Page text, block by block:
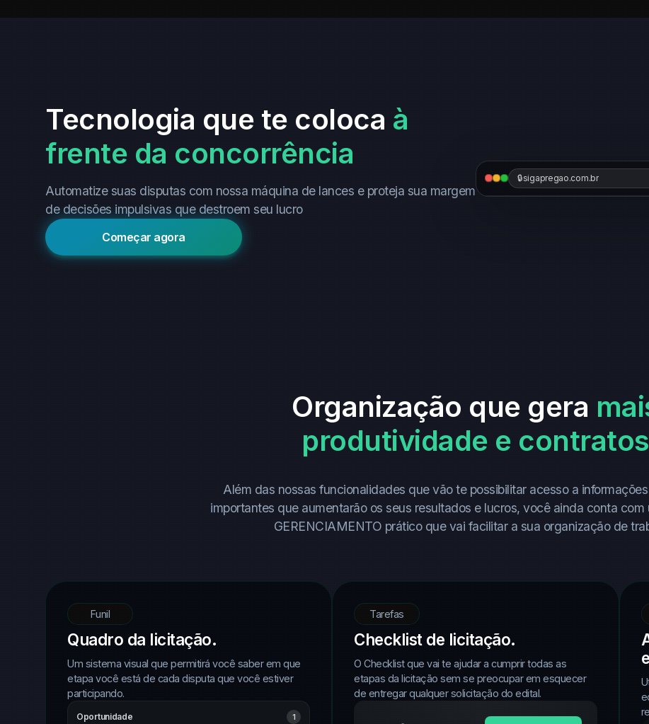
Tecnologia que te coloca à
frente da concorrência
Automatize suas disputas com nossa máquina de lances e proteja sua margem
de decisões impulsivas que destroem seu lucro
Começar agora
🔒sigapregao.com.br
Organização que gera
produtividade e contratos
Além das nossas funcionalidades que vão te possibilitar acesso a
importantes que aumentarão os seus resultados e lucros, você ainda conta com
GERENCIAMENTO prático que vai facilitar a sua organização de
Funil
Quadro da licitação.
Um sistema visual que permitirá você saber em que
etapa você está de cada disputa que você estiver
participando.
Oportunidade 1
Tarefas
Checklist de licitação.
O Checklist que vai te ajudar a cumprir todas as
etapas da licitação sem se preocupar em esquecer
de entregar qualquer solicitação do edital.